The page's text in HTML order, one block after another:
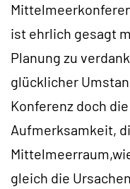
ist ehrlich gesagt
Planung zu
glücklicher
Konferenz doch
Aufmerksamkeit,
gleich die